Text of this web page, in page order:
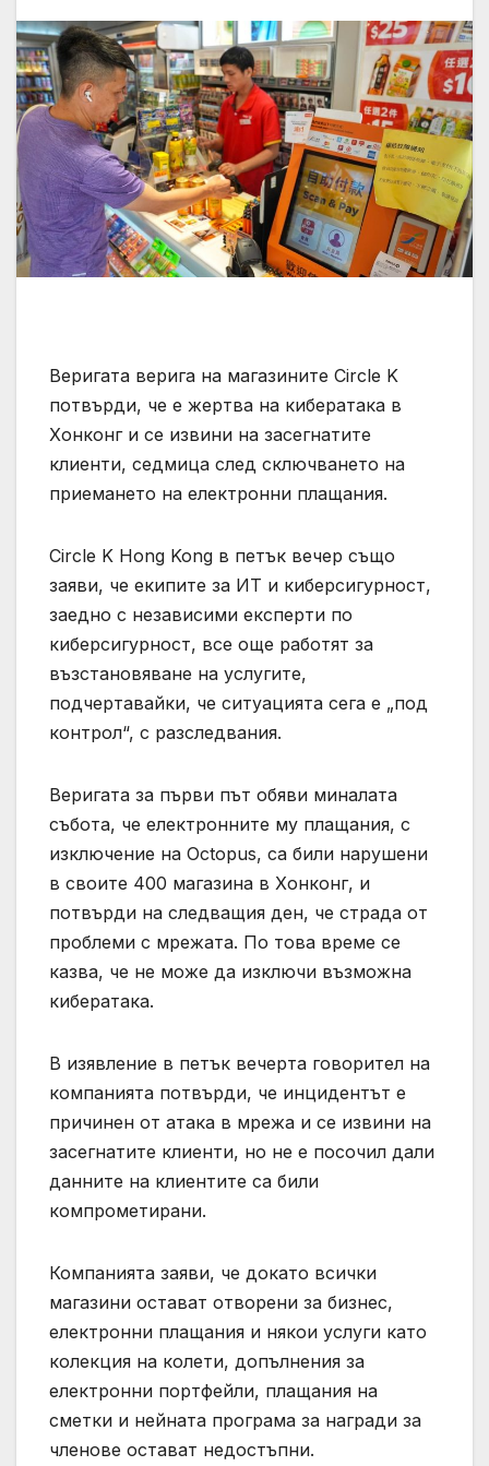
Веригата верига на магазините Circle K
потвърди, че е жертва на кибератака в
Хонконг и се извини на засегнатите
клиенти, седмица след сключването на
приемането на електронни плащания.
Circle K Hong Kong в петък вечер също
заяви, че екипите за ИТ и киберсигурност,
заедно с независими експерти по
киберсигурност, все още работят за
възстановяване на услугите,
подчертавайки, че ситуацията сега е „под
контрол“, с разследвания.
Веригата за първи път обяви миналата
събота, че електронните му плащания, с
изключение на Octopus, са били нарушени
в своите 400 магазина в Хонконг, и
потвърди на следващия ден, че страда от
проблеми с мрежата. По това време се
казва, че не може да изключи възможна
кибератака.
В изявление в петък вечерта говорител на
компанията потвърди, че инцидентът е
причинен от атака в мрежа и се извини на
засегнатите клиенти, но не е посочил дали
данните на клиентите са били
компрометирани.
Компанията заяви, че докато всички
магазини остават отворени за бизнес,
електронни плащания и някои услуги като
колекция на колети, допълнения за
електронни портфейли, плащания на
сметки и нейната програма за награди за
членове остават недостъпни.